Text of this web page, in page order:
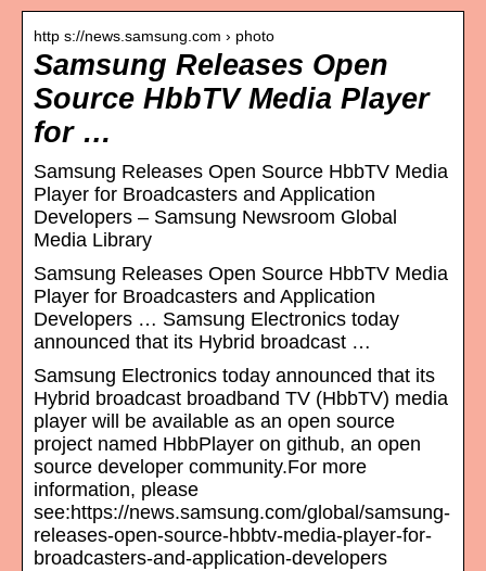
http s://news.samsung.com › photo
Samsung Releases Open
Source HbbTV Media Player
for …
Samsung Releases Open Source HbbTV Media
Player for Broadcasters and Application
Developers – Samsung Newsroom Global
Media Library
Samsung Releases Open Source HbbTV Media
Player for Broadcasters and Application
Developers … Samsung Electronics today
announced that its Hybrid broadcast …
Samsung Electronics today announced that its
Hybrid broadcast broadband TV (HbbTV) media
player will be available as an open source
project named HbbPlayer on github, an open
source developer community.For more
information, please
see:https://news.samsung.com/global/samsung-
releases-open-source-hbbtv-media-player-for-
broadcasters-and-application-developers